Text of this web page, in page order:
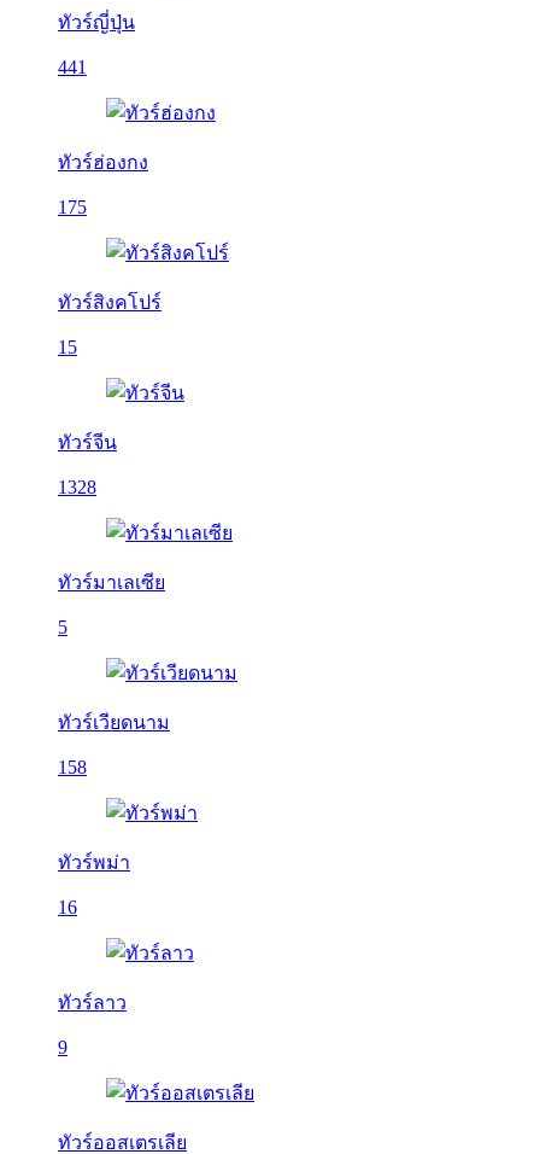
ทัวร์ญี่ปุ่น
441
ทัวร์ฮ่องกง
175
ทัวร์สิงคโปร์
15
ทัวร์จีน
1328
ทัวร์มาเลเซีย
5
ทัวร์เวียดนาม
158
ทัวร์พม่า
16
ทัวร์ลาว
9
ทัวร์ออสเตรเลีย